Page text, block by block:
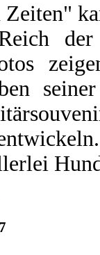
Zeiten"
der